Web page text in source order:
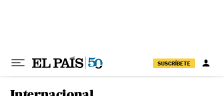
SUSCRÍBETE